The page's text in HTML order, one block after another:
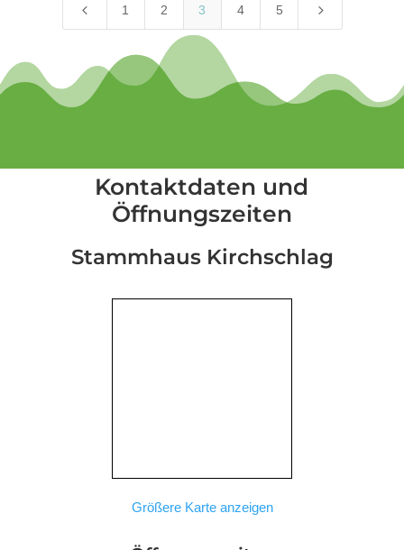
4 1 2 3 4 5 5
Kontaktdaten und
Öffnungszeiten
Stammhaus Kirchschlag
Größere Karte anzeigen